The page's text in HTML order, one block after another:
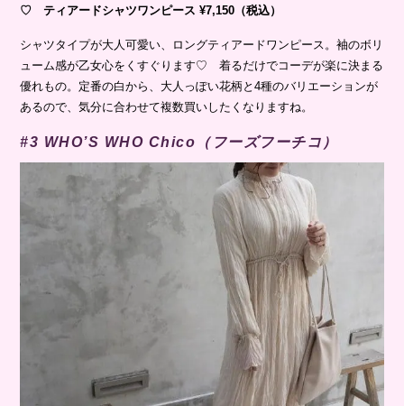
♡ ティアードシャツワンピース ¥7,150（税込）
シャツタイプが大人可愛い、ロングティアードワンピース。袖のボリ
ューム感が乙女心をくすぐります♡ 着るだけでコーデが楽に決まる
優れもの。定番の白から、大人っぽい花柄と4種のバリエーションが
あるので、気分に合わせて複数買いしたくなりますね。
#3 WHO’S WHO Chico（フーズフーチコ）